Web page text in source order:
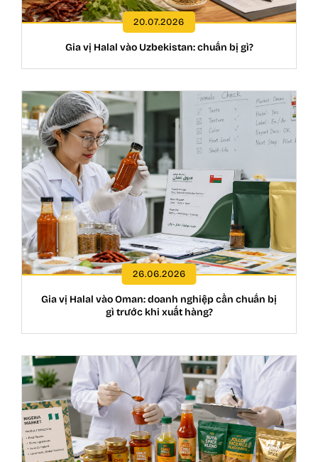
20.07.2026
Gia vị Halal vào Uzbekistan: chuẩn bị gì?
26.06.2026
Gia vị Halal vào Oman: doanh nghiệp cần chuẩn bị
gì trước khi xuất hàng?